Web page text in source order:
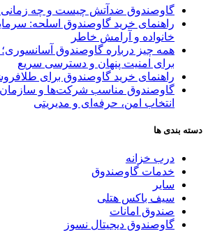
گاوصندوق ضدآتش چیست و چه زمانی
راهنمای خرید گاوصندوق اسلحه:
خانواده و آرامش خاطر
همه چیز درباره گاوصندوق
برای امنیت پنهان و دسترسی سریع
راهنمای خرید گاوصندوق برای
گاوصندوق مناسب شرکت‌ها و
انتخاب امن، حرفه‌ای و مدیریتی
دسته بندی ها
درب خزانه
خدمات گاوصندوق
سایر
سیف باکس هتلی
صندوق امانات
گاوصندوق دیجیتال نسوز